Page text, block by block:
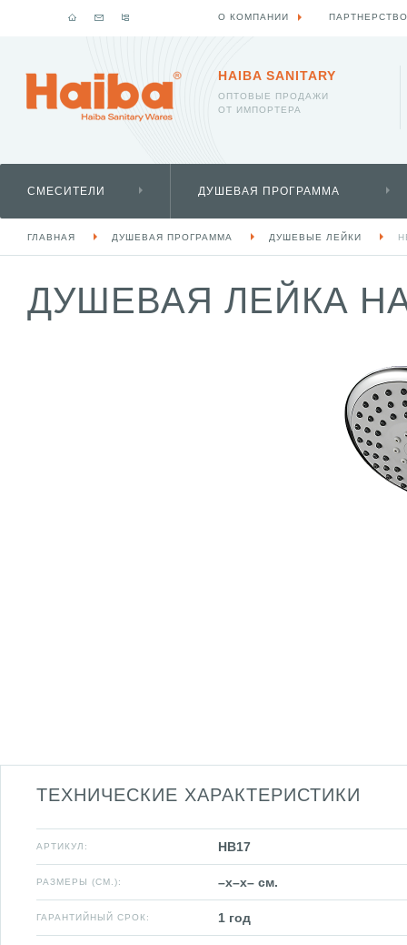
HAIBA SANITARY
ОПТОВЫЕ ПРОДАЖИ
ОТ ИМПОРТЕРА
СМЕСИТЕЛИ ДУШЕВАЯ ПРОГРАММА
ГЛАВНАЯ ДУШЕВАЯ ПРОГРАММА ДУШЕВЫЕ ЛЕЙКИ
ДУШЕВАЯ ЛЕЙКА
ТЕХНИЧЕСКИЕ ХАРАКТЕРИСТИКИ
АРТИКУЛ: HB17
РАЗМЕРЫ (СМ.): –x–x– см.
ГАРАНТИЙНЫЙ СРОК: 1 год
О КОМПАНИИ ПАРТНЕРСТВО